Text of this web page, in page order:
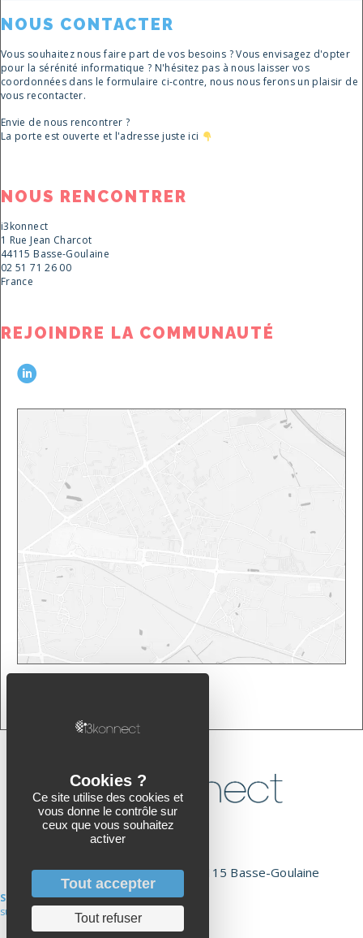
NOUS CONTACTER
Vous souhaitez nous faire part de vos besoins ? Vous envisagez d'opter
pour la sérénité informatique ? N'hésitez pas à nous laisser vos
coordonnées dans le formulaire ci-contre, nous nous ferons un plaisir de
vous recontacter.
Envie de nous rencontrer ?
La porte est ouverte et l'adresse juste ici
NOUS RENCONTRER
i3konnect
1 Rue Jean Charcot
44115 Basse-Goulaine
02 51 71 26 00
France
REJOINDRE LA COMMUNAUTÉ
02 51 71 26 00
hello@i3konnect.com
1 Rue Jean Charcot, 44115 Basse-Goulaine
SUIVEZ-NOUS
sur Linkedin
Page Linkedin
Ce site utilise des cookies et
vous donne le contrôle sur
ceux que vous souhaitez
activer
Tout accepter
Tout refuser